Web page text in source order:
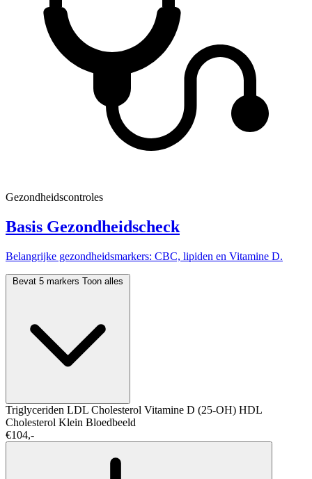
Gezondheidscontroles
Basis Gezondheidscheck
Belangrijke gezondheidsmarkers: CBC, lipiden en Vitamine D.
Bevat 5 markers Toon alles
Triglyceriden LDL Cholesterol Vitamine D (25-OH) HDL
Cholesterol Klein Bloedbeeld
€104,-